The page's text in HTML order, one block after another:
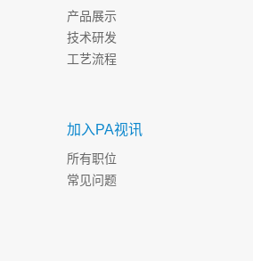
产品展示
技术研发
工艺流程
加入PA视讯
所有职位
常见问题